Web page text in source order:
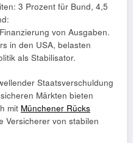
3 Prozent für Bund, 4,5
von Ausgaben.
in den USA, belasten
als Stabilisator.
Staatsverschuldung
Märkten bieten
mit Münchener Rücks
Versicherer von stabilen